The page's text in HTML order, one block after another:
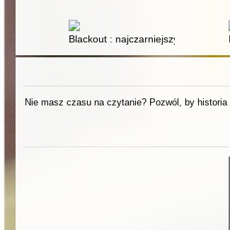
Blackout : najczarniejszy
Nie masz czasu na czytanie? Pozwól, by